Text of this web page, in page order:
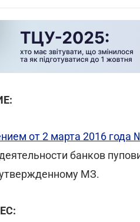
от 2 марта 2016 года
банков
МЗ.